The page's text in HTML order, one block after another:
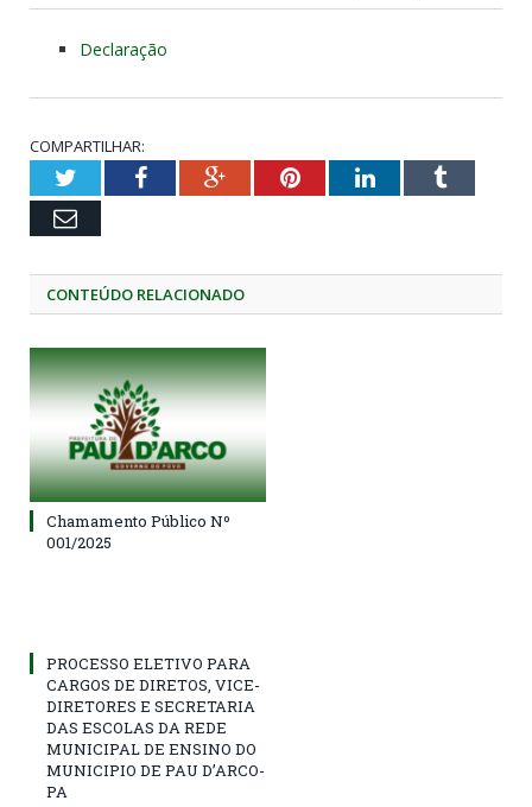
Declaração
COMPARTILHAR:
TwitterFacebookGoogle+PinterestLinkedInTumblr
Email
CONTEÚDO RELACIONADO
Chamamento Público Nº
001/2025
PROCESSO ELETIVO PARA
CARGOS DE DIRETOS, VICE-
DIRETORES E SECRETARIA
DAS ESCOLAS DA REDE
MUNICIPAL DE ENSINO DO
MUNICIPIO DE PAU D’ARCO-
PA